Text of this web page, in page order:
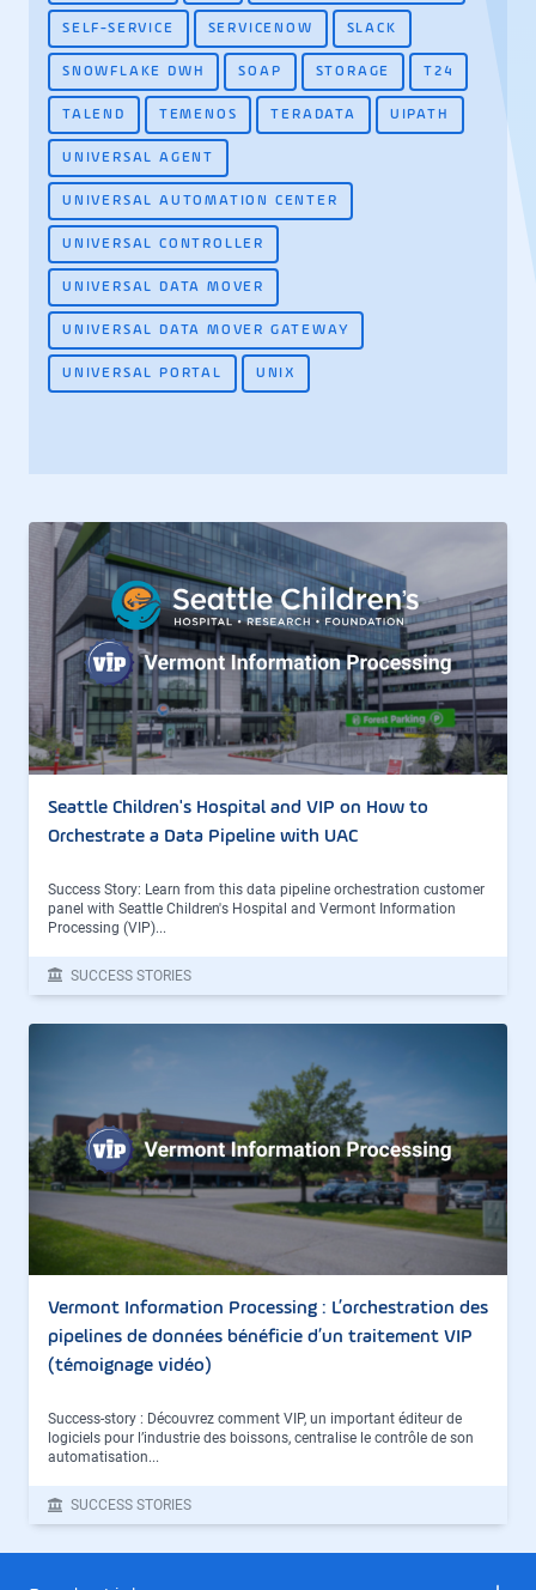
SELF-SERVICE SERVICENOW SLACK
SNOWFLAKE DWH SOAP STORAGE T24
TALEND TEMENOS TERADATA UIPATH
UNIVERSAL AGENT
UNIVERSAL AUTOMATION CENTER
UNIVERSAL CONTROLLER
UNIVERSAL DATA MOVER
UNIVERSAL DATA MOVER GATEWAY
UNIVERSAL PORTAL UNIX
Seattle Children's Hospital and VIP on How to
Orchestrate a Data Pipeline with UAC
Success Story: Learn from this data pipeline orchestration customer
panel with Seattle Children's Hospital and Vermont Information
Processing (VIP)...
SUCCESS STORIES
Vermont Information Processing : L’orchestration des
pipelines de données bénéficie d’un traitement VIP
(témoignage vidéo)
Success-story : Découvrez comment VIP, un important éditeur de
logiciels pour l’industrie des boissons, centralise le contrôle de son
automatisation...
SUCCESS STORIES